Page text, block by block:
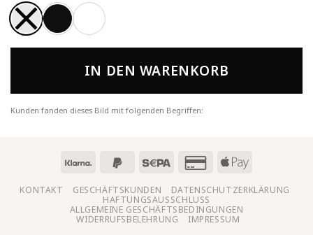
IN DEN WARENKORB
Kunden fanden dieses Bild mit folgenden Begriffen:
KONTAKT GESCHÄFTSKUNDEN
DATENSCHUTZERKLÄRUNG
HAFTUNGSAUSSCHLUSS
ALLGEMEINE GESCHÄFTSBEDINGUNGEN
WIDERRUFSBELEHRUNG
IMPRESSUM